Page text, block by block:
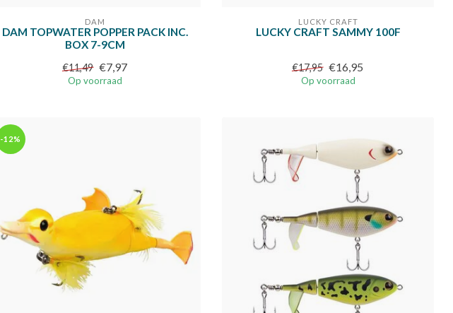
DAM
DAM TOPWATER POPPER PACK INC.
BOX 7-9CM
€11,49 €7,97
Op voorraad
LUCKY CRAFT
LUCKY CRAFT SAMMY 100F
€17,95 €16,95
Op voorraad
-12%